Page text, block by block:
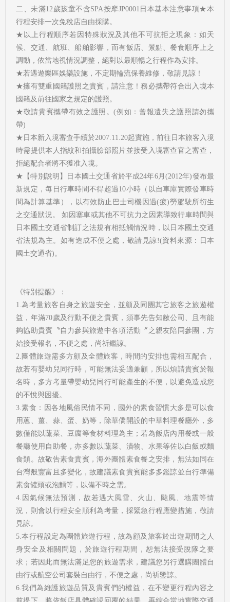
二、未滿12歲孩童不含SPA按摩JP0001日本基本注意事項★本
行程安排一次免稅店自由採購。
★以上行程順序若因特殊狀況及其他不可抗拒之現象：如天
候、交通、航班、船舶影響，而有飯店、景點、餐食順序上之
調動，依當地視情況調整，絕對以最順暢之行程作為安排。
★若遇遊樂區娛樂設施，不定期輪流保養維修，敬請見諒！
★擁有雙重國籍護照之貴賓，請注意！務必攜帶符合出入境本
國籍及前往國家之規定的護照。
★敬請貴賓攜帶有效之護照。(例如：曾報遺失之護照請勿攜
帶)
★日本新入境審查手續於2007.11.20起實施，前往日本旅客入境
時需提供本人指紋和拍攝臉部照片並接受入境審查官之審查，
拒絕配合者將不獲准入境。
★【特別說明】日本國土交通省於平成24年6月(2012年)發布最
新規定，每日行車時間不得超過10小時（以自車庫實際發車時
間為計算基準），以有效防止巴士司機因過(疲)勞駕駛所衍生
之交通狀況。 如因塞車或其他不可抗力之因素導致行車時間與
日本國土交通省制訂之法規有相抵觸情況時，以日本國土交通
省法規為主。如有造成不便之處，敬請見諒!(資料來源：日本
國土交通省)。
《特別提醒》：
1.為考量旅客自身之旅遊安全，並顧及同團其它旅客之旅遊權
益，年滿70歲及行動不便之貴賓，須事先告知敝公司、且有能
夠協助貴賓〝自力參與旅遊中各項活動〞之親友陪同參團，方
始接受報名，不便之處，尚祈鑑諒。
2.團體旅遊需多方顧及全體旅客，時間的安排也需相互配合，
故若有嬰幼兒同行時，可能無法妥適兼顧，所以煩請貴賓於報
名時，多方考量帶嬰幼兒同行可能產生的不便，以避免造成您
的不悅與困擾。
3.素食：因各地風俗民情不同，國外的素食習慣大多是可以食
用蔥、薑、蒜、蛋、奶等，除華僑開設的中華料理餐廳外，多
數僅能以蔬菜、豆腐等食材料理為主；若為飯店內用餐或一般
餐廳使用自助餐，亦多數以蔬菜、漬物、水果等佐以白飯或麵
食類。故敬告素食貴賓，海外團體素食餐之安排，無法如同在
台灣般豐富且多變化，故建議素食貴賓能多多鑑諒並自行準備
素食罐頭或泡麵等，以備不時之需。
4.因氣候無法預測，故若遇大風雪、火山、颱風、地震等情
況，則會以行程安全順利為考量，採緊急行程應變措施，敬請
見諒。
5.本行程設定為團體旅遊行程，故為顧及旅客於出遊期間之人
身安全及相關問題，於旅遊行程期間，恕無法接受脫隊之要
求；若因此而無法滿足您的旅遊需求，建議您另行選購團體自
由行或航空公司套裝自由行，不便之處，尚祈鑒諒。
6.我們為維護旅遊品質及貴賓們的權益，在不變更行程內容之